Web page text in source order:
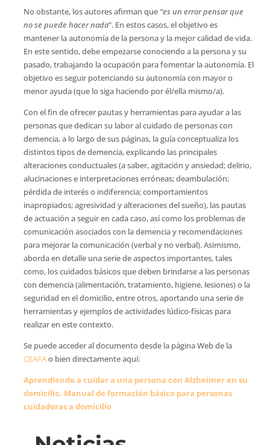
No obstante, los autores afirman que “es un error pensar que
no se puede hacer nada”. En estos casos, el objetivo es
mantener la autonomía de la persona y la mejor calidad de vida.
En este sentido, debe empezarse conociendo a la persona y su
pasado, trabajando la ocupación para fomentar la autonomía. El
objetivo es seguir potenciando su autonomía con mayor o
menor ayuda (que lo siga haciendo por él/ella mismo/a).
Con el fin de ofrecer pautas y herramientas para ayudar a las
personas que dedican su labor al cuidado de personas con
demencia, a lo largo de sus páginas, la guía conceptualiza los
distintos tipos de demencia, explicando las principales
alteraciones conductuales (a saber, agitación y ansiedad; delirio,
alucinaciones e interpretaciones erróneas; deambulación;
pérdida de interés o indiferencia; comportamientos
inapropiados; agresividad y alteraciones del sueño), las pautas
de actuación a seguir en cada caso, así como los problemas de
comunicación asociados con la demencia y recomendaciones
para mejorar la comunicación (verbal y no verbal). Asimismo,
aborda en detalle una serie de aspectos importantes, tales
como, los cuidados básicos que deben brindarse a las personas
con demencia (alimentación, tratamiento, higiene, lesiones) o la
seguridad en el domicilio, entre otros, aportando una serie de
herramientas y ejemplos de actividades lúdico-físicas para
realizar en este contexto.
Se puede acceder al documento desde la página Web de la
CEAFAo bien directamente aquí:
Aprendiendo a cuidar a una persona con Alzheimer en su
domicilio. Manual de formación básico para personas
cuidadoras a domicilio